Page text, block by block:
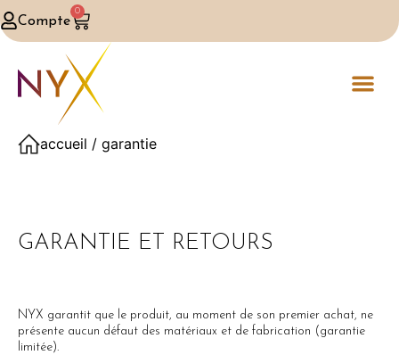
Compte
0
accueil / garantie
GARANTIE ET RETOURS
NYX garantit que le produit, au moment de son premier achat, ne
présente aucun défaut des matériaux et de fabrication (garantie
limitée).